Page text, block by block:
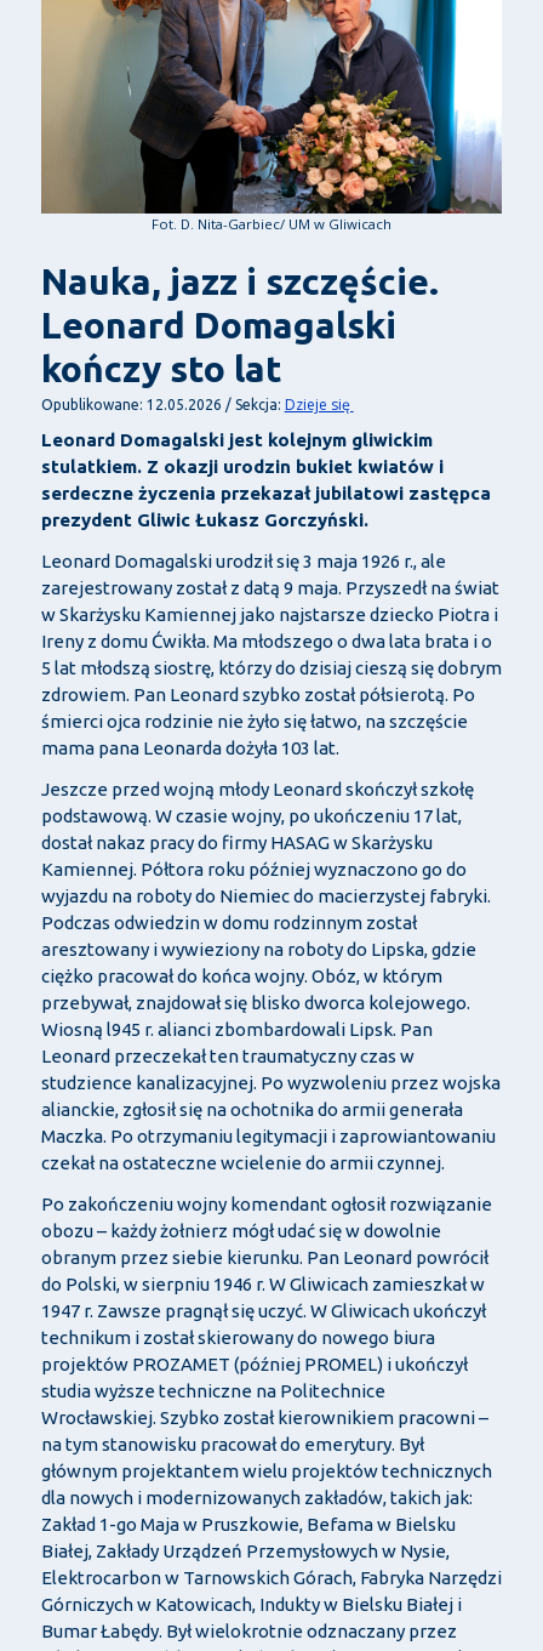
Fot. D. Nita-Garbiec/ UM w Gliwicach
Nauka, jazz i szczęście.
Leonard Domagalski
kończy sto lat
Opublikowane: 12.05.2026 / Sekcja: Dzieje się
Leonard Domagalski jest kolejnym gliwickim
stulatkiem. Z okazji urodzin bukiet kwiatów i
serdeczne życzenia przekazał jubilatowi zastępca
prezydent Gliwic Łukasz Gorczyński.
Leonard Domagalski urodził się 3 maja 1926 r., ale
zarejestrowany został z datą 9 maja. Przyszedł na świat
w Skarżysku Kamiennej jako najstarsze dziecko Piotra i
Ireny z domu Ćwikła. Ma młodszego o dwa lata brata i o
5 lat młodszą siostrę, którzy do dzisiaj cieszą się dobrym
zdrowiem. Pan Leonard szybko został półsierotą. Po
śmierci ojca rodzinie nie żyło się łatwo, na szczęście
mama pana Leonarda dożyła 103 lat.
Jeszcze przed wojną młody Leonard skończył szkołę
podstawową. W czasie wojny, po ukończeniu 17 lat,
dostał nakaz pracy do firmy HASAG w Skarżysku
Kamiennej. Półtora roku później wyznaczono go do
wyjazdu na roboty do Niemiec do macierzystej fabryki.
Podczas odwiedzin w domu rodzinnym został
aresztowany i wywieziony na roboty do Lipska, gdzie
ciężko pracował do końca wojny. Obóz, w którym
przebywał, znajdował się blisko dworca kolejowego.
Wiosną l945 r. alianci zbombardowali Lipsk. Pan
Leonard przeczekał ten traumatyczny czas w
studzience kanalizacyjnej. Po wyzwoleniu przez wojska
alianckie, zgłosił się na ochotnika do armii generała
Maczka. Po otrzymaniu legitymacji i zaprowiantowaniu
czekał na ostateczne wcielenie do armii czynnej.
Po zakończeniu wojny komendant ogłosił rozwiązanie
obozu – każdy żołnierz mógł udać się w dowolnie
obranym przez siebie kierunku. Pan Leonard powrócił
do Polski, w sierpniu 1946 r. W Gliwicach zamieszkał w
1947 r. Zawsze pragnął się uczyć. W Gliwicach ukończył
technikum i został skierowany do nowego biura
projektów PROZAMET (później PROMEL) i ukończył
studia wyższe techniczne na Politechnice
Wrocławskiej. Szybko został kierownikiem pracowni –
na tym stanowisku pracował do emerytury. Był
głównym projektantem wielu projektów technicznych
dla nowych i modernizowanych zakładów, takich jak:
Zakład 1-go Maja w Pruszkowie, Befama w Bielsku
Białej, Zakłady Urządzeń Przemysłowych w Nysie,
Elektrocarbon w Tarnowskich Górach, Fabryka Narzędzi
Górniczych w Katowicach, Indukty w Bielsku Białej i
Bumar Łabędy. Był wielokrotnie odznaczany przez